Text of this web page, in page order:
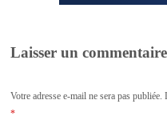
Laisser un commentaire
Votre adresse e-mail ne sera pas publiée.
*